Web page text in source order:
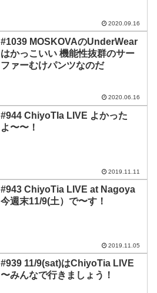
2020.09.16
#1039 MOSKOVAのUnderWear
はかっこいい 機能性抜群のサー
ファーむけパンツなのだ
2020.06.16
#944 ChiyoTIa LIVE よかった
よ〜〜！
2019.11.11
#943 ChiyoTia LIVE at Nagoya
今週末11/9(土）で〜す！
2019.11.05
#939 11/9(sat)はChiyoTia LIVE
〜みんなで行きましょう！